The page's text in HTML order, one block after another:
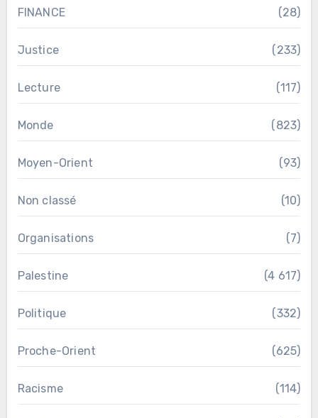
FINANCE (28)
Justice (233)
Lecture (117)
Monde (823)
Moyen-Orient (93)
Non classé (10)
Organisations (7)
Palestine (4 617)
Politique (332)
Proche-Orient (625)
Racisme (114)